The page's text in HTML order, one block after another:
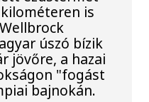
is
úszó bízik
jövőre, a hazai
"fogást
bajnokán.